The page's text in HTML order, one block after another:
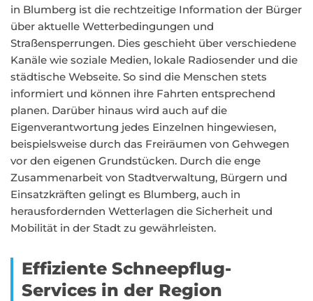
in Blumberg ist die rechtzeitige Information der Bürger
über aktuelle Wetterbedingungen und
Straßensperrungen. Dies geschieht über verschiedene
Kanäle wie soziale Medien, lokale Radiosender und die
städtische Webseite. So sind die Menschen stets
informiert und können ihre Fahrten entsprechend
planen. Darüber hinaus wird auch auf die
Eigenverantwortung jedes Einzelnen hingewiesen,
beispielsweise durch das Freiräumen von Gehwegen
vor den eigenen Grundstücken. Durch die enge
Zusammenarbeit von Stadtverwaltung, Bürgern und
Einsatzkräften gelingt es Blumberg, auch in
herausfordernden Wetterlagen die Sicherheit und
Mobilität in der Stadt zu gewährleisten.
Effiziente Schneepflug-
Services in der Region